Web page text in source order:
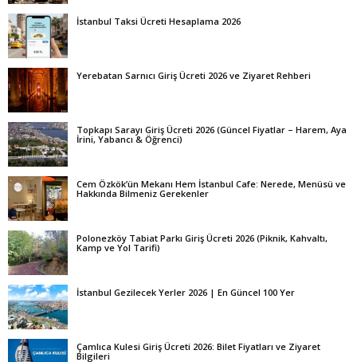
İstanbul Taksi Ücreti Hesaplama 2026
Yerebatan Sarnıcı Giriş Ücreti 2026 ve Ziyaret Rehberi
Topkapı Sarayı Giriş Ücreti 2026 (Güncel Fiyatlar – Harem, Aya
İrini, Yabancı & Öğrenci)
Cem Özkök’ün Mekanı Hem İstanbul Cafe: Nerede, Menüsü ve
Hakkında Bilmeniz Gerekenler
Polonezköy Tabiat Parkı Giriş Ücreti 2026 (Piknik, Kahvaltı,
Kamp ve Yol Tarifi)
İstanbul Gezilecek Yerler 2026 | En Güncel 100 Yer
Çamlıca Kulesi Giriş Ücreti 2026: Bilet Fiyatları ve Ziyaret
Bilgileri